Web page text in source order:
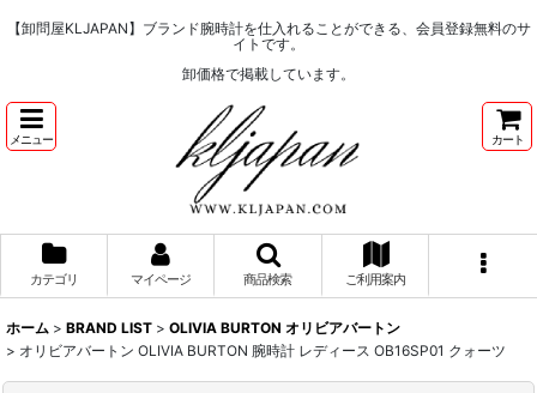
【卸問屋KLJAPAN】ブランド腕時計を仕入れることができる、会員登録無料のサ
イトです。
卸価格で掲載しています。
メニュー カート
カテゴリ マイページ 商品検索 ご利用案内
ホーム > BRAND LIST > OLIVIA BURTON オリビアバートン
> オリビアバートン OLIVIA BURTON 腕時計 レディース OB16SP01 クォーツ